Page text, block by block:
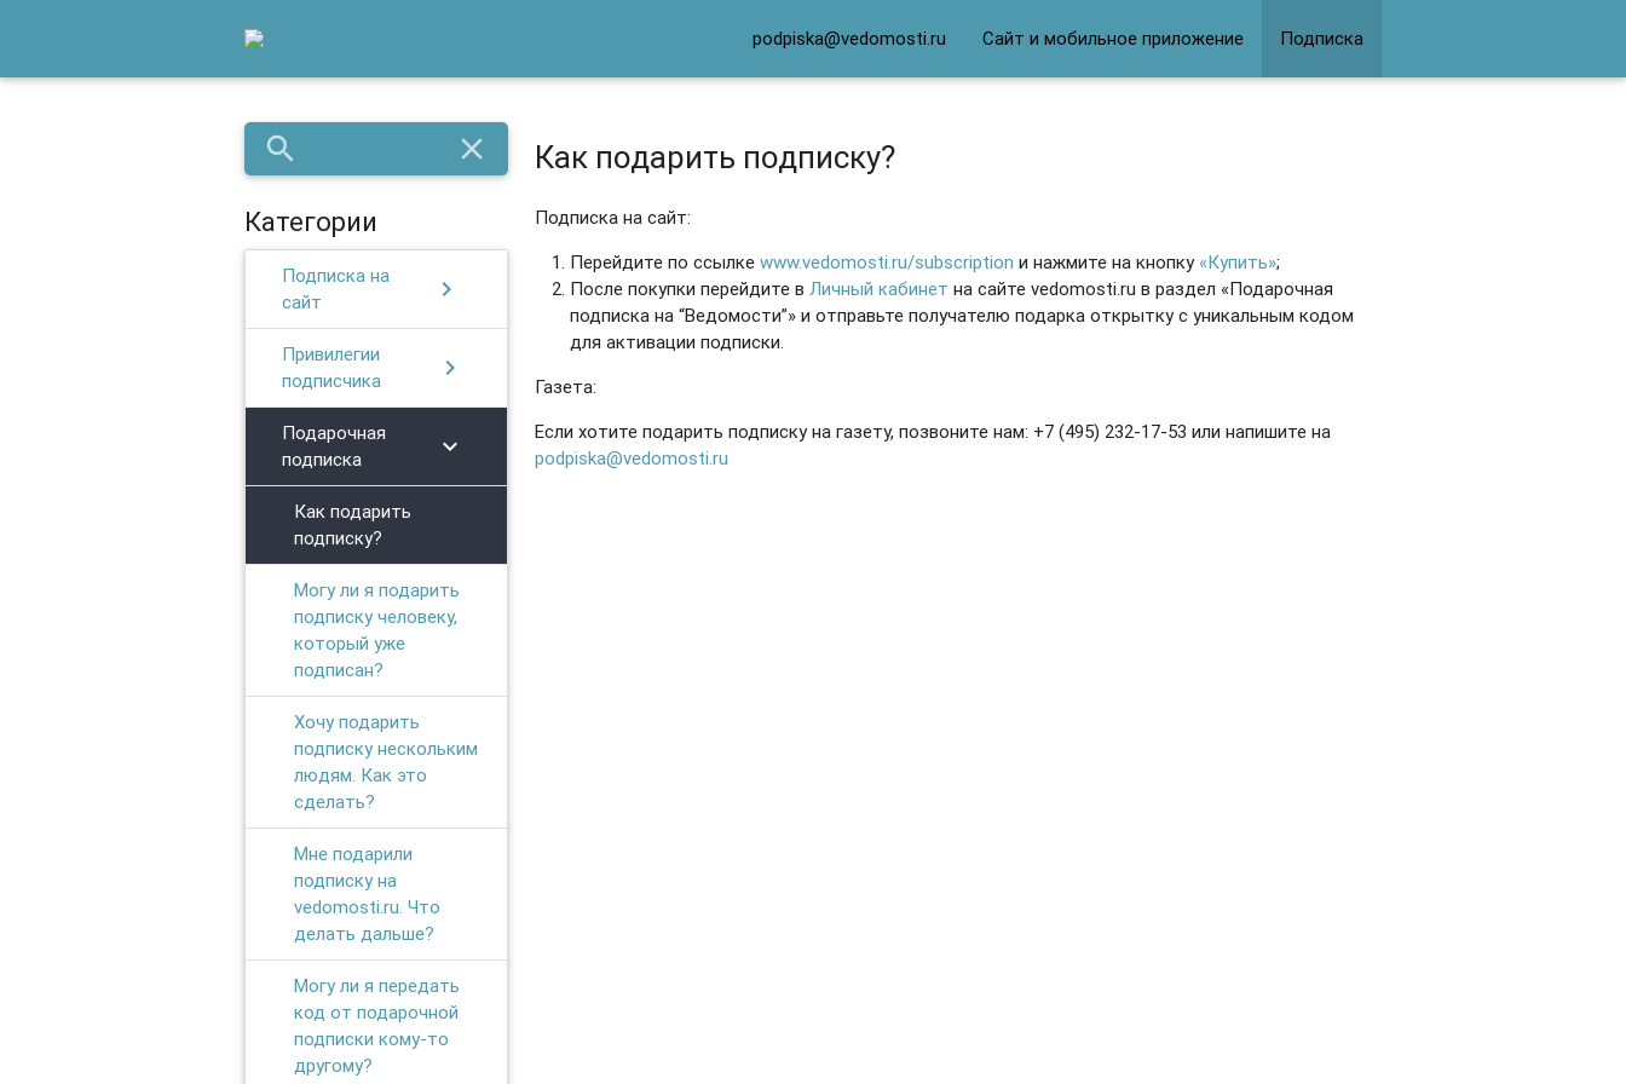
podpiska@vedomosti.ru Сайт и мобильное приложение Подписка
search close
Категории
Подписка на
сайт
chevron_right
Привилегии
подписчика
chevron_right
Подарочная
подписка
chevron_right
Как подарить
подписку?
Могу ли я подарить
подписку человеку,
который уже
подписан?
Хочу подарить
подписку нескольким
людям. Как это
сделать?
Мне подарили
подписку на
vedomosti.ru. Что
делать дальше?
Могу ли я передать
код от подарочной
подписки кому-то
другому?
Как подарить подписку?
Подписка на сайт:
Перейдите по ссылкеwww.vedomosti.ru/subscription и нажмите на кнопку «Купить»;
После покупки перейдите в Личный кабинет на сайте vedomosti.ru в раздел «Подарочная
подписка на “Ведомости”» иотправьте получателю подарка открытку с уникальным кодом
для активации подписки.
Газета:
Если хотите подарить подписку на газету, позвоните нам: +7 (495) 232-17-53 или напишите на
podpiska@vedomosti.ru